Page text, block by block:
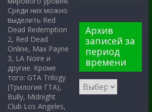
Среди них можно
выделить Red
Dead Redemption
2, Red Dead
Online, Max Payne
3, LA Noire и
другие. Кроме
того: GTA Trilogy
(Трилогия ГТА),
Bully, Midnight
Club Los Angeles,
Архив
записей за
период
времени